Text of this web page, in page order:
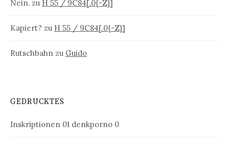
Nein. zu H 55 / 9C84[.0{-Z}]
Kapiert? zu H 55 / 9C84[.0{-Z}]
Rutschbahn zu Guido
GEDRUCKTES
Inskriptionen 01 denkporno 0